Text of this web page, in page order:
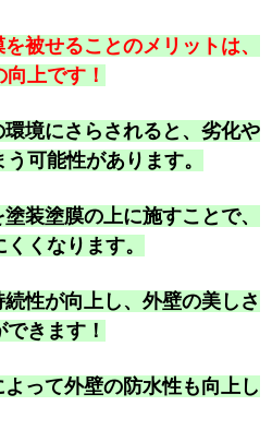
被せることのメリットは、
上です！
境にさらされると、劣化や
可能性があります。
装塗膜の上に施すことで、
くなります。
性が向上し、外壁の美しさ
きます！
って外壁の防水性も向上し